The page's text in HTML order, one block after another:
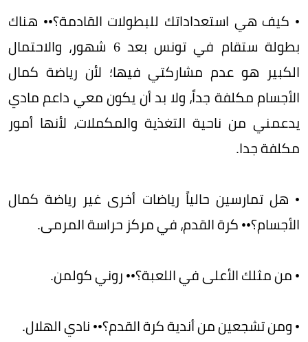
• كيف هي استعداداتك للبطولات القادمة؟•• هناك
بطولة ستقام في تونس بعد 6 شهور، والاحتمال
الكبير هو عدم مشاركتي فيها؛ لأن رياضة كمال
الأجسام مكلفة جداً، ولا بد أن يكون معي داعم مادي
يدعمني من ناحية التغذية والمكملات، لأنها أمور
مكلفة جدا.
• هل تمارسين حالياً رياضات أخرى غير رياضة كمال
الأجسام؟•• كرة القدم، في مركز حراسة المرمى.
• من مثلك الأعلى في اللعبة؟•• روني كولمن.
• ومن تشجعين من أندية كرة القدم؟•• نادي الهلال.